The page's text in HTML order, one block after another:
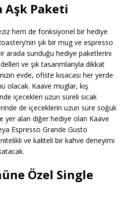
Aşk Paketi
hem de fonksiyonel bir hediye
şık bir mug ve espresso
arada sunduğu hediye paketlerini
ve şık tasarımlarıyla dikkat
evde, ofiste kısacası her yerde
olacak. Kaave muglar, kış
içecekleri uzun süreli sıcak
de içeceklerin uzun süre soğuk
yer alan diğer hediye olan Kaave
Espresso Grande Gusto
ve kaliteli bir kahve deneyimi
Özel Single